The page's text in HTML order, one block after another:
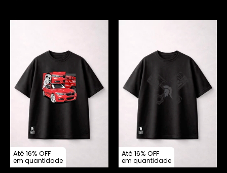
Até 16% OFF
em quantidade
Até 16% OFF
em quantidade